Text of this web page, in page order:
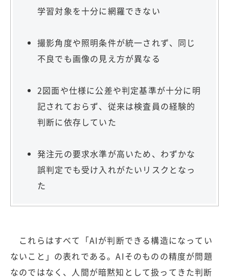
学習対象を十分に網羅できない
撮影角度や照明条件が統一されず、同じ
不良でも画像の見え方が異なる
2図面や仕様に公差や判定基準が十分に明
記されておらず、従来は検査員の経験的
判断に依存していた
発注元の要求水準が高いため、わずかな
誤判定でも受け入れがたいリスクとなっ
た
これらはすべて「AIが判断できる構造になってい
ないこと」の表れである。AIそのものの精度が問題
なのではなく、人間が暗黙知として扱ってきた判断